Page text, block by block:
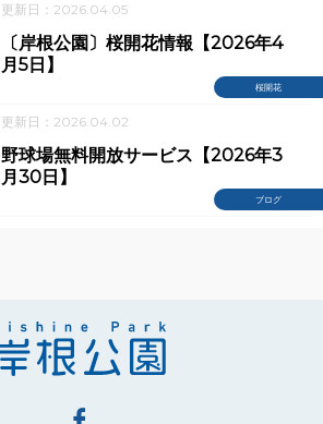
更新日：2026.04.05
桜開花
〔岸根公園〕桜開花情報【2026年4
月5日】
更新日：2026.04.02
ブログ
野球場無料開放サービス【2026年3
月30日】